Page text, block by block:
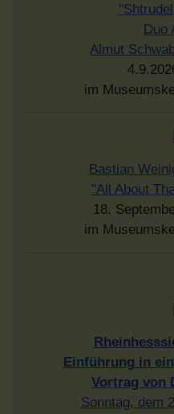
Duo
Almut
im
Bastian
"All About
18.
im
Einführung in
Vortrag von
Sonntag, dem